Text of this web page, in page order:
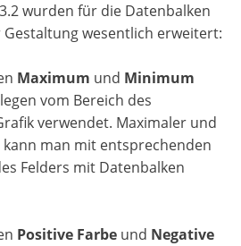
wurden für die Datenbalken
wesentlich erweitert:
Maximum und Minimum
vom Bereich des
verwendet. Maximaler und
man mit entsprechenden
Felders mit Datenbalken
Positive Farbe und Negative